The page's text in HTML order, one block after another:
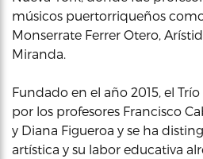
músicos puertorriqueños
Monserrate Ferrer Otero,
Miranda.
Fundado en el año 2015, el
por los profesores Francisco
y Diana Figueroa y se ha
artística y su labor educativa